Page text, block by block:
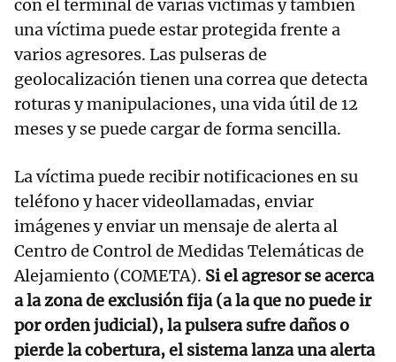
con el terminal de varias víctimas y también
una víctima puede estar protegida frente a
varios agresores. Las pulseras de
geolocalización tienen una correa que detecta
roturas y manipulaciones, una vida útil de 12
meses y se puede cargar de forma sencilla.
La víctima puede recibir notificaciones en su
teléfono y hacer videollamadas, enviar
imágenes y enviar un mensaje de alerta al
Centro de Control de Medidas Telemáticas de
Alejamiento (COMETA). Si el agresor se acerca
a la zona de exclusión fija (a la que no puede ir
por orden judicial), la pulsera sufre daños o
pierde la cobertura, el sistema lanza una alerta